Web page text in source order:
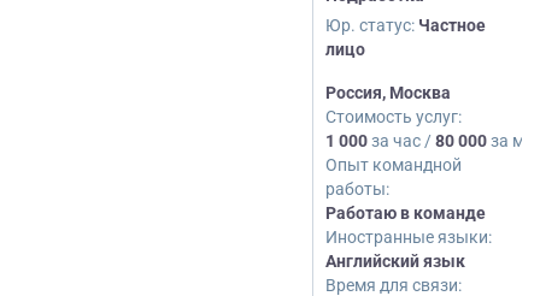
Юр. статус: Частное
лицо
Россия, Москва
Стоимость услуг:
1 000за час /80 000за
Опыт командной
работы:
Работаю в команде
Иностранные языки:
Английский язык
Время для связи: